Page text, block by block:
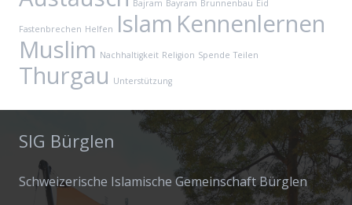
Bajram Bayram Brunnenbau Eid
Fastenbrechen Helfen Islam Kennenlernen
Muslim Nachhaltigkeit Religion Spende Teilen
Thurgau Unterstützung
SIG Bürglen
Schweizerische Islamische Gemeinschaft Bürglen